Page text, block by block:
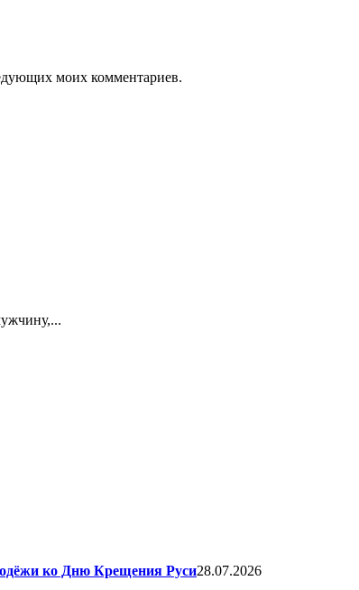
моих комментариев.
ко Дню Крещения Руси28.07.2026